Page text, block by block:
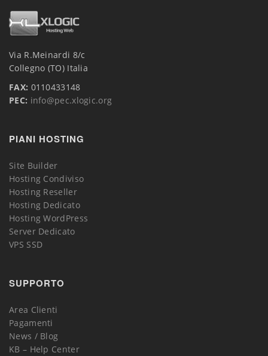
Via R.Meinardi 8/c
Collegno (TO) Italia
FAX: 0110433148
PEC: info@pec.xlogic.org
PIANI HOSTING
Site Builder
Hosting Condiviso
Hosting Reseller
Hosting Dedicato
Hosting WordPress
Server Dedicato
VPS SSD
SUPPORTO
Area Clienti
Pagamenti
News / Blog
KB – Help Center